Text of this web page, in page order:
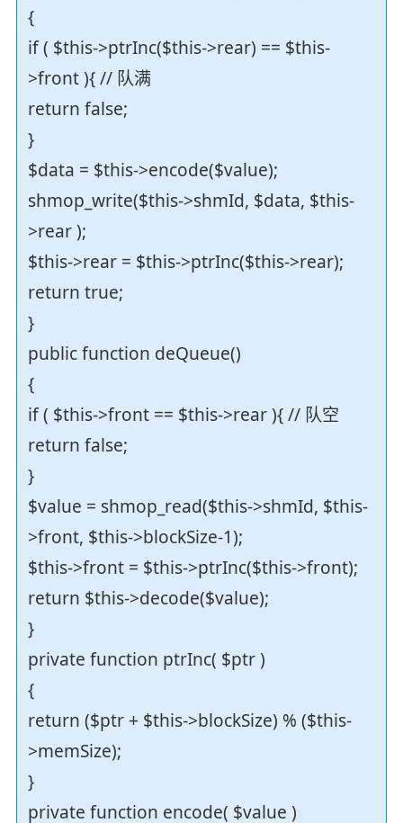
{
if ( $this->ptrInc($this->rear) == $this-
>front ){ // 队满
return false;
}
$data = $this->encode($value);
shmop_write($this->shmId, $data, $this-
>rear );
$this->rear = $this->ptrInc($this->rear);
return true;
}
public function deQueue()
{
if ( $this->front == $this->rear ){ // 队空
return false;
}
$value = shmop_read($this->shmId, $this-
>front, $this->blockSize-1);
$this->front = $this->ptrInc($this->front);
return $this->decode($value);
}
private function ptrInc( $ptr )
{
return ($ptr + $this->blockSize) % ($this-
>memSize);
}
private function encode( $value )